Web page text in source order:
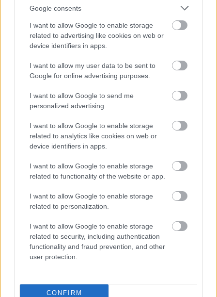
Google consents
I want to allow Google to enable storage
related to advertising like cookies on web or
device identifiers in apps.
I want to allow my user data to be sent to
Google for online advertising purposes.
I want to allow Google to send me
personalized advertising.
I want to allow Google to enable storage
related to analytics like cookies on web or
device identifiers in apps.
I want to allow Google to enable storage
related to functionality of the website or app.
I want to allow Google to enable storage
related to personalization.
I want to allow Google to enable storage
related to security, including authentication
functionality and fraud prevention, and other
user protection.
CONFIRM
Belváros-Lipótváros
játszótér
Város-Teampannon Kereskedelmi és Szolgáltató Kft.
parkfelújítás
Újragondolják Lipótváros rejtett, zöld parkját
klímatudatos gondolkodás és a helyi identitás erősítése kerül a
középpontba.
Történelmi táj, amelynek minden köve
mesél – megújul a tatai Angolkert
M1 bővítés: már zajlik a teljesen új
Bicske Kelet csomópont építése
Új gyalogosátkelők és jelzőlámpás
Másfélszeresére bővítik